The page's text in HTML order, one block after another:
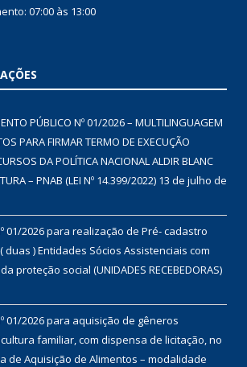
07:00 às 13:00
PÚBLICO Nº 01/2026 – MULTILINGUAGEM
PARA FIRMAR TERMO DE EXECUÇÃO
DA POLÍTICA NACIONAL ALDIR BLANC
– PNAB (LEI Nº 14.399/2022) 13 de julho de
01/2026 para realização de Pré- cadastro
duas ) Entidades Sócios Assistenciais com
proteção social (UNIDADES RECEBEDORAS)
01/2026 para aquisição de gêneros
familiar, com dispensa de licitação, no
de Aquisição de Alimentos – modalidade